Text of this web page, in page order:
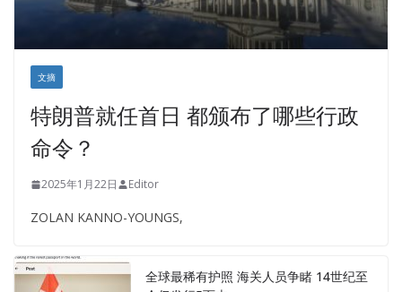
文摘
特朗普就任首日 都颁布了哪些行政
命令？
2025年1月22日 Editor
ZOLAN KANNO-YOUNGS,
全球最稀有护照 海关人员争睹 14世纪至